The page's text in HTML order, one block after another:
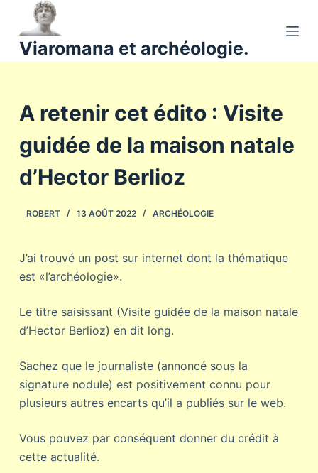
a
u
o
n
u
Viaromana et archéologie.
A retenir cet édito : Visite
guidée de la maison natale
d’Hector Berlioz
ROBERT 13 AOÛT 2022 ARCHÉOLOGIE
J’ai trouvé un post sur internet dont la thématique
est «l’archéologie».
Le titre saisissant (Visite guidée de la maison natale
d’Hector Berlioz) en dit long.
Sachez que le journaliste (annoncé sous la
signature nodule) est positivement connu pour
plusieurs autres encarts qu’il a publiés sur le web.
Vous pouvez par conséquent donner du crédit à
cette actualité.